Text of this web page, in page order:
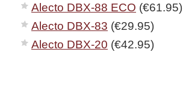
Alecto DBX-88 ECO (€61.95)
Alecto DBX-83 (€29.95)
Alecto DBX-20 (€42.95)